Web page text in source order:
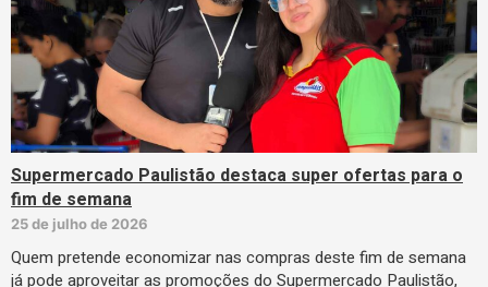
Supermercado Paulistão destaca super ofertas para o
fim de semana
25 de julho de 2026
Quem pretende economizar nas compras deste fim de semana
já pode aproveitar as promoções do Supermercado Paulistão,